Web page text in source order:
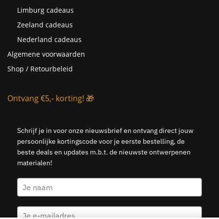
Limburg cadeaus
Zeeland cadeaus
Nederland cadeaus
Algemene voorwaarden
Shop / Retourbeleid
Ontvang €5,- korting! 🎁
Schrijf je in voor onze nieuwsbrief en ontvang direct jouw
persoonlijke kortingscode voor je eerste bestelling, de
beste deals en updates m.b.t. de nieuwste ontwerpenen
materialen!